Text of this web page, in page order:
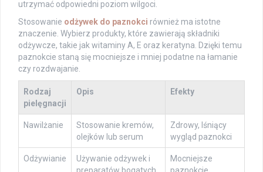
utrzymać odpowiedni poziom wilgoci.
Stosowanie odżywek do paznokci również ma istotne
znaczenie. Wybierz produkty, które zawierają składniki
odżywcze, takie jak witaminy A, E oraz keratyna. Dzięki temu
paznokcie staną się mocniejsze i mniej podatne na łamanie
czy rozdwajanie.
Rodzaj
pielęgnacji
Opis Efekty
Nawilżanie
Stosowanie kremów,
olejków lub serum
Zdrowy, lśniący
wygląd paznokci
Odżywianie
Używanie odżywek i
Mocniejsze